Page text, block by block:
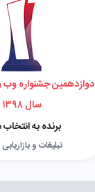
دوازدهمین جشنواره وب
سال ۱۳۹۸
برنده به
تبلیغات و